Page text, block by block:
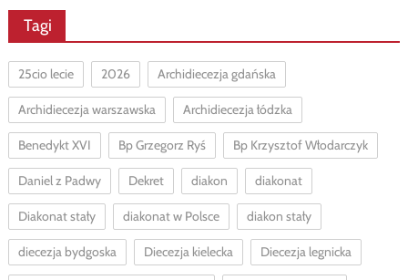
Tagi
25cio lecie 2026 Archidiecezja gdańska
Archidiecezja warszawska Archidiecezja łódzka
Benedykt XVI Bp Grzegorz Ryś Bp Krzysztof Włodarczyk
Daniel z Padwy Dekret diakon diakonat
Diakonat stały diakonat w Polsce diakon stały
diecezja bydgoska Diecezja kielecka Diecezja legnicka